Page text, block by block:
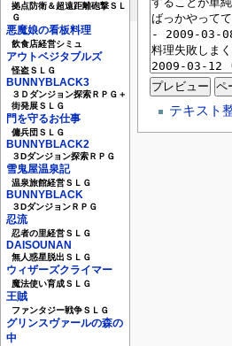
拠点防衛＆超遠距離砲撃ＳＬ
Ｇ
悪魔娘の看板料理
飲食店経営シミュ
アウトベジタブルズ
怪盗ＳＬＧ
BUNNYBLACK3
３Ｄダンジョン探索ＲＰＧ＋
街発展ＳＬＧ
門を守るお仕事
傭兵団ＳＬＧ
BUNNYBLACK2
３Dダンジョン探索ＲＰＧ
雪鬼屋温泉記
温泉旅館経営ＳＬＧ
BUNNYBLACK
３DダンジョンＲＰＧ
忍流
忍者の里経営ＳＬＧ
DAISOUNAN
無人惑星脱出ＳＬＧ
ウィザーズクライマー
魔法使い育成ＳＬＧ
王賊
ファンタジー戦争ＳＬＧ
グリンスヴァールの森の
中
テキスト